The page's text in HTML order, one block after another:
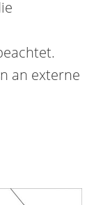
an externe